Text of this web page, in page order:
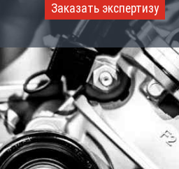
Заказать экспертизу